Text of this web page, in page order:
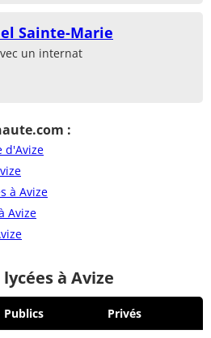
Sainte-Marie
un internat
:
d'Avize
à Avize
Avize
à Avize
Publics Privés